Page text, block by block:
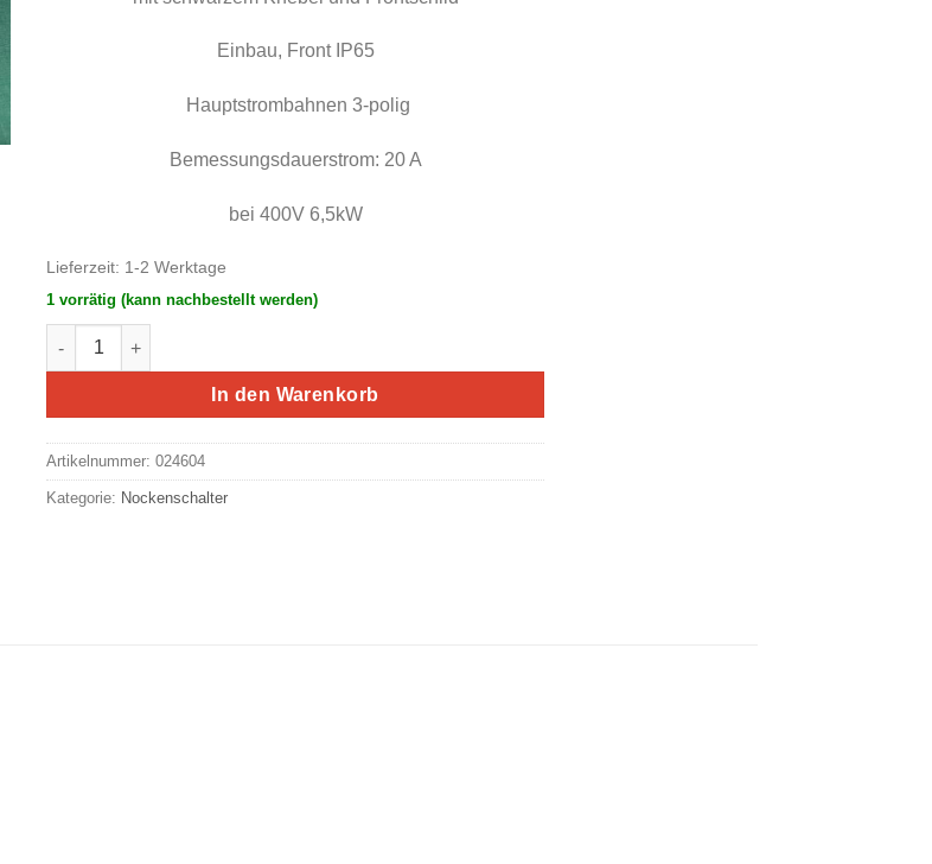
Einbau, Front IP65
Hauptstrombahnen 3-polig
Bemessungsdauerstrom: 20 A
bei 400V 6,5kW
Lieferzeit: 1-2 Werktage
1 vorrätig (kann nachbestellt werden)
Eaton/Moeller Stern-Dreieck-Schalter, Einbau T0-4-8410/E Menge
In den Warenkorb
Artikelnummer: 024604
Kategorie: Nockenschalter